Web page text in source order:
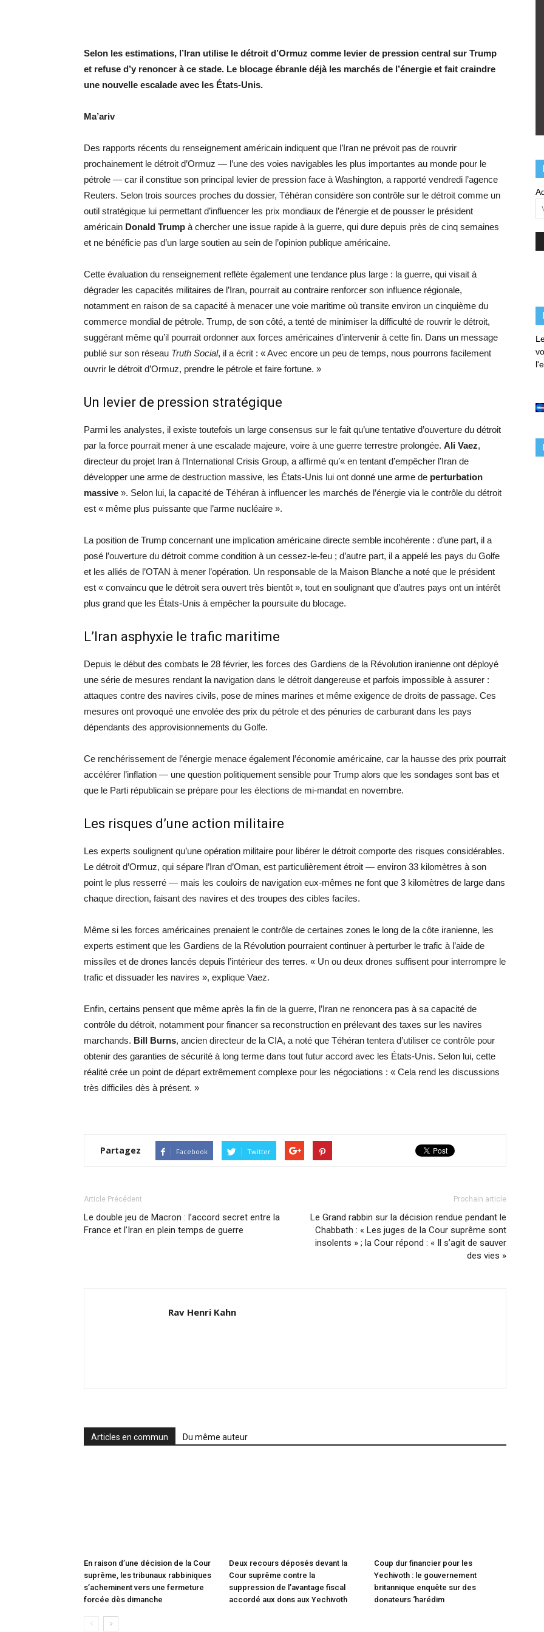
Selon les estimations, l’Iran utilise le détroit d’Ormuz comme levier de pression central sur Trump
et refuse d’y renoncer à ce stade. Le blocage ébranle déjà les marchés de l’énergie et fait craindre
une nouvelle escalade avec les États-Unis.
Ma’ariv
Des rapports récents du renseignement américain indiquent que l’Iran ne prévoit pas de rouvrir
prochainement le détroit d’Ormuz — l’une des voies navigables les plus importantes au monde pour le
pétrole — car il constitue son principal levier de pression face à Washington, a rapporté vendredi l’agence
Reuters. Selon trois sources proches du dossier, Téhéran considère son contrôle sur le détroit comme un
outil stratégique lui permettant d’influencer les prix mondiaux de l’énergie et de pousser le président
américain Donald Trump à chercher une issue rapide à la guerre, qui dure depuis près de cinq semaines
et ne bénéficie pas d’un large soutien au sein de l’opinion publique américaine.
Cette évaluation du renseignement reflète également une tendance plus large : la guerre, qui visait à
dégrader les capacités militaires de l’Iran, pourrait au contraire renforcer son influence régionale,
notamment en raison de sa capacité à menacer une voie maritime où transite environ un cinquième du
commerce mondial de pétrole. Trump, de son côté, a tenté de minimiser la difficulté de rouvrir le détroit,
suggérant même qu’il pourrait ordonner aux forces américaines d’intervenir à cette fin. Dans un message
publié sur son réseau Truth Social, il a écrit : « Avec encore un peu de temps, nous pourrons facilement
ouvrir le détroit d’Ormuz, prendre le pétrole et faire fortune. »
Un levier de pression stratégique
Parmi les analystes, il existe toutefois un large consensus sur le fait qu’une tentative d’ouverture du détroit
par la force pourrait mener à une escalade majeure, voire à une guerre terrestre prolongée. Ali Vaez,
directeur du projet Iran à l’International Crisis Group, a affirmé qu’« en tentant d’empêcher l’Iran de
développer une arme de destruction massive, les États-Unis lui ont donné une arme de perturbation
massive ». Selon lui, la capacité de Téhéran à influencer les marchés de l’énergie via le contrôle du détroit
est « même plus puissante que l’arme nucléaire ».
La position de Trump concernant une implication américaine directe semble incohérente : d’une part, il a
posé l’ouverture du détroit comme condition à un cessez-le-feu ; d’autre part, il a appelé les pays du Golfe
et les alliés de l’OTAN à mener l’opération. Un responsable de la Maison Blanche a noté que le président
est « convaincu que le détroit sera ouvert très bientôt », tout en soulignant que d’autres pays ont un intérêt
plus grand que les États-Unis à empêcher la poursuite du blocage.
L’Iran asphyxie le trafic maritime
Depuis le début des combats le 28 février, les forces des Gardiens de la Révolution iranienne ont déployé
une série de mesures rendant la navigation dans le détroit dangereuse et parfois impossible à assurer :
attaques contre des navires civils, pose de mines marines et même exigence de droits de passage. Ces
mesures ont provoqué une envolée des prix du pétrole et des pénuries de carburant dans les pays
dépendants des approvisionnements du Golfe.
Ce renchérissement de l’énergie menace également l’économie américaine, car la hausse des prix pourrait
accélérer l’inflation — une question politiquement sensible pour Trump alors que les sondages sont bas et
que le Parti républicain se prépare pour les élections de mi-mandat en novembre.
Les risques d’une action militaire
Les experts soulignent qu’une opération militaire pour libérer le détroit comporte des risques considérables.
Le détroit d’Ormuz, qui sépare l’Iran d’Oman, est particulièrement étroit — environ 33 kilomètres à son
point le plus resserré — mais les couloirs de navigation eux-mêmes ne font que 3 kilomètres de large dans
chaque direction, faisant des navires et des troupes des cibles faciles.
Même si les forces américaines prenaient le contrôle de certaines zones le long de la côte iranienne, les
experts estiment que les Gardiens de la Révolution pourraient continuer à perturber le trafic à l’aide de
missiles et de drones lancés depuis l’intérieur des terres. « Un ou deux drones suffisent pour interrompre le
trafic et dissuader les navires », explique Vaez.
Enfin, certains pensent que même après la fin de la guerre, l’Iran ne renoncera pas à sa capacité de
contrôle du détroit, notamment pour financer sa reconstruction en prélevant des taxes sur les navires
marchands. Bill Burns, ancien directeur de la CIA, a noté que Téhéran tentera d’utiliser ce contrôle pour
obtenir des garanties de sécurité à long terme dans tout futur accord avec les États-Unis. Selon lui, cette
réalité crée un point de départ extrêmement complexe pour les négociations : « Cela rend les discussions
très difficiles dès à présent. »
Partagez Facebook Twitter
Article Précédent
Le double jeu de Macron : l’accord secret entre la
France et l’Iran en plein temps de guerre
Prochain article
Le Grand rabbin sur la décision rendue pendant le
Chabbath : « Les juges de la Cour suprême sont
insolents » ; la Cour répond : « Il s’agit de sauver
des vies »
Rav Henri Kahn
Articles en commun Du même auteur
En raison d’une décision de la Cour
suprême, les tribunaux rabbiniques
s’acheminent vers une fermeture
forcée dès dimanche
Deux recours déposés devant la
Cour suprême contre la
suppression de l’avantage fiscal
accordé aux dons aux Yechivoth
Coup dur financier pour les
Yechivoth : le gouvernement
britannique enquête sur des
donateurs ‘harédim